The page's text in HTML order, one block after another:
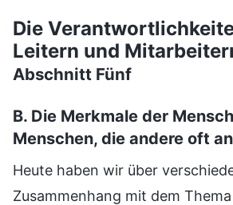
Die
Leitern und
Abschnitt Fünf
B. Die Merkmale der
Menschen, die andere oft
Heute haben wir über
Zusammenhang mit dem